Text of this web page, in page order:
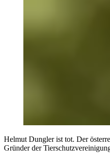
Helmut Dungler ist tot. Der
Gründer der